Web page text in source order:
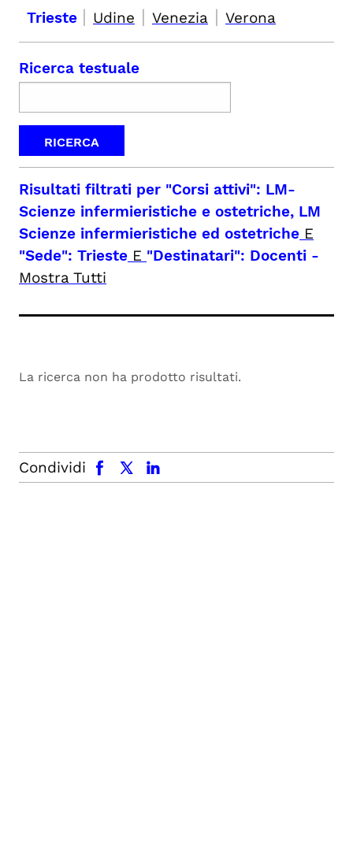
Trieste | Udine | Venezia | Verona
Ricerca testuale
Risultati filtrati per "Corsi attivi": LM-
Scienze infermieristiche e ostetriche, LM
Scienze infermieristiche ed ostetriche E
"Sede": Trieste E "Destinatari": Docenti -
Mostra Tutti
La ricerca non ha prodotto risultati.
Condividi
facebook x.com linkedin